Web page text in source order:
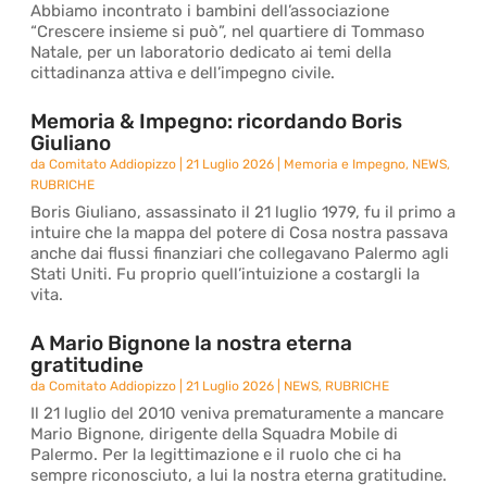
Abbiamo incontrato i bambini dell’associazione
“Crescere insieme si può”, nel quartiere di Tommaso
Natale, per un laboratorio dedicato ai temi della
cittadinanza attiva e dell’impegno civile.
Memoria & Impegno: ricordando Boris
Giuliano
daComitato Addiopizzo |21 Luglio 2026 Memoria e Impegno, NEWS,
RUBRICHE
Boris Giuliano, assassinato il 21 luglio 1979, fu il primo a
intuire che la mappa del potere di Cosa nostra passava
anche dai flussi finanziari che collegavano Palermo agli
Stati Uniti. Fu proprio quell’intuizione a costargli la
vita.
A Mario Bignone la nostra eterna
gratitudine
daComitato Addiopizzo |21 Luglio 2026 NEWS, RUBRICHE
Il 21 luglio del 2010 veniva prematuramente a mancare
Mario Bignone, dirigente della Squadra Mobile di
Palermo. Per la legittimazione e il ruolo che ci ha
sempre riconosciuto, a lui la nostra eterna gratitudine.